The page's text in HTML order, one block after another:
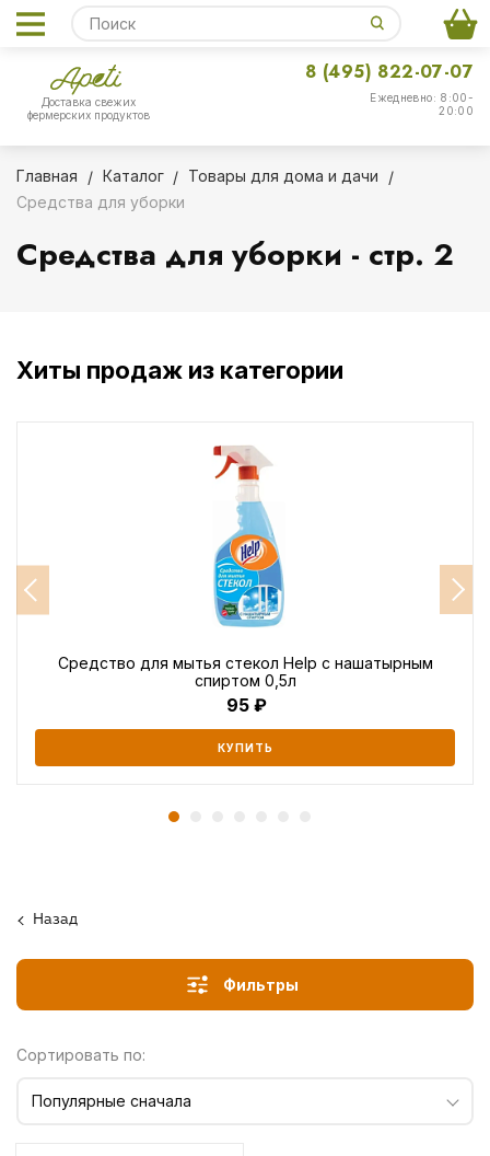
Доставка свежих
фермерских продуктов
Ежедневно: 8:00-
20:00
8 (495) 822-07-07
Главная Каталог
Товары для дома и дачи
Средства для уборки
Средства для уборки - стр. 2
Хиты продаж из категории
Средство для мытья стекол Help с нашатырным
спиртом 0,5л
95
КУПИТЬ
Назад
Фильтры
Сортировать по:
Популярные сначала